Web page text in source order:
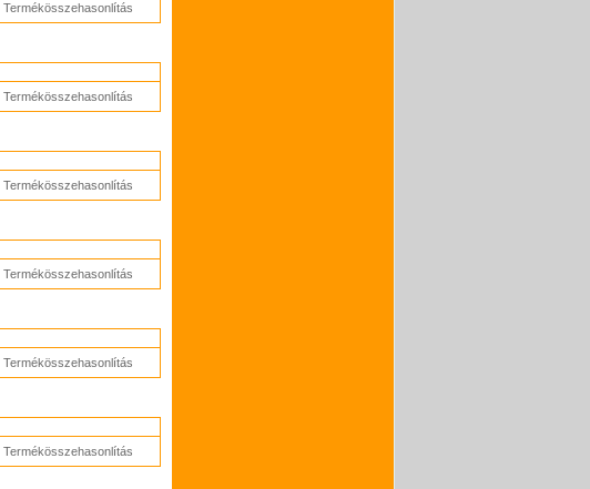
Termékösszehasonlítás
Termékösszehasonlítás
Termékösszehasonlítás
Termékösszehasonlítás
Termékösszehasonlítás
Termékösszehasonlítás